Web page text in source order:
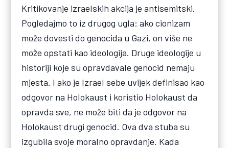
Kritikovanje izraelskih akcija je antisemitski.
Pogledajmo to iz drugog ugla: ako cionizam
može dovesti do genocida u Gazi, on više ne
može opstati kao ideologija. Druge ideologije u
historiji koje su opravdavale genocid nemaju
mjesta. I ako je Izrael sebe uvijek definisao kao
odgovor na Holokaust i koristio Holokaust da
opravda sve, ne može biti da je odgovor na
Holokaust drugi genocid. Ova dva stuba su
izgubila svoje moralno opravdanje. Kada